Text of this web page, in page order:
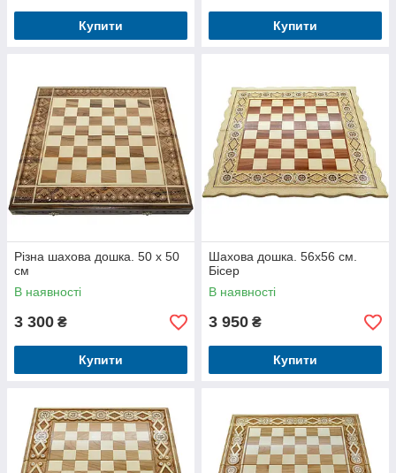
Купити Купити
Різна шахова дошка. 50 х 50
см
В наявності
3 300 ₴
Купити
Шахова дошка. 56х56 см.
Бісер
В наявності
3 950 ₴
Купити